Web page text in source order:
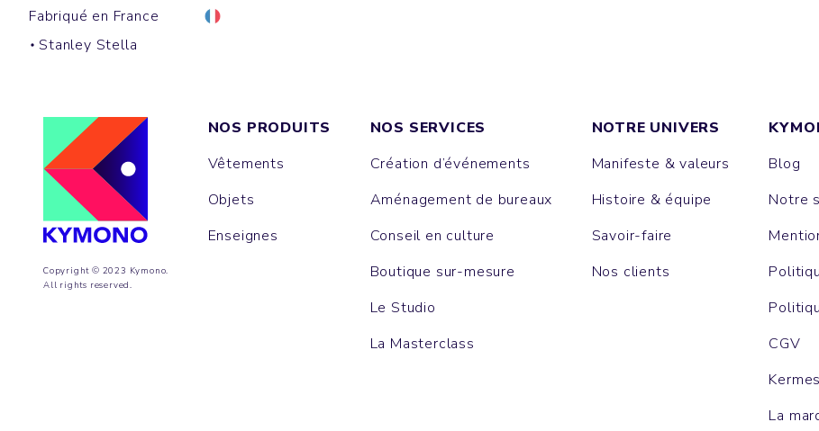
Fabriqué en France
Stanley Stella
Copyright © 2023 Kymono.
All rights reserved.
NOS PRODUITS
Vêtements
Objets
Enseignes
NOS SERVICES
Création d’événements
Aménagement de bureaux
Conseil en culture
Boutique sur-mesure
Le Studio
La Masterclass
NOTRE UNIVERS
Manifeste & valeurs
Histoire & équipe
Savoir-faire
Nos clients
Blog
Notre
CGV
La